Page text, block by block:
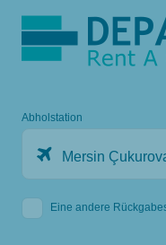
Abholstation
Mersin
Eine andere